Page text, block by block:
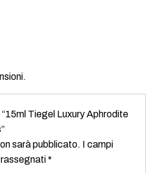
Tiegel Luxury Aphrodite
sarà pubblicato. I campi
*